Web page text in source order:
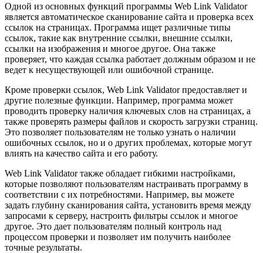
Одной из основных функций программы Web Link Validator
является автоматическое сканирование сайта и проверка всех
ссылок на страницах. Программа ищет различные типы
ссылок, такие как внутренние ссылки, внешние ссылки,
ссылки на изображения и многое другое. Она также
проверяет, что каждая ссылка работает должным образом и не
ведет к несуществующей или ошибочной странице.
Кроме проверки ссылок, Web Link Validator предоставляет и
другие полезные функции. Например, программа может
проводить проверку наличия ключевых слов на страницах, а
также проверять размеры файлов и скорость загрузки страниц.
Это позволяет пользователям не только узнать о наличии
ошибочных ссылок, но и о других проблемах, которые могут
влиять на качество сайта и его работу.
Web Link Validator также обладает гибкими настройками,
которые позволяют пользователям настраивать программу в
соответствии с их потребностями. Например, вы можете
задать глубину сканирования сайта, установить время между
запросами к серверу, настроить фильтры ссылок и многое
другое. Это дает пользователям полный контроль над
процессом проверки и позволяет им получить наиболее
точные результаты.